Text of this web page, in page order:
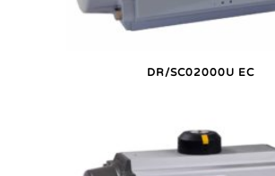
DR/SC02000U EC